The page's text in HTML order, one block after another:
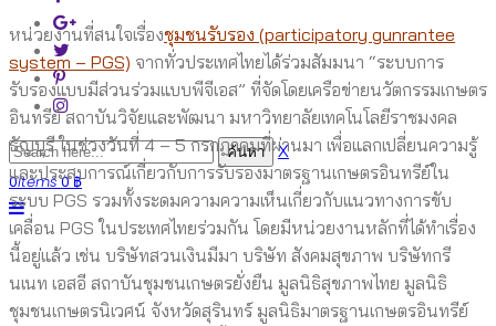
X
0Items 0฿
หน่วยงานที่สนใจเรื่องชุมชนรับรอง (participatory gunrantee
system – PGS) จากทั่วประเทศไทยได้ร่วมสัมมนา “ระบบการ
รับรองแบบมีส่วนร่วมแบบพีจีเอส” ที่จัดโดยเครือข่ายนวัตกรรมเกษตร
อินทรีย์ สถาบันวิจัยและพัฒนา มหาวิทยาลัยเทคโนโลยีราชมงคล
ธัญบุรี ในช่วงวันที่ 4 – 5 กรกฎาคมที่ผ่านมา เพื่อแลกเปลี่ยนความรู้
และประสบการณ์เกี่ยวกับการรับรองมาตรฐานเกษตรอินทรีย์ใน
ระบบ PGS รวมทั้งระดมความความเห็นเกี่ยวกับแนวทางการขับ
เคลื่อน PGS ในประเทศไทยร่วมกัน โดยมีหน่วยงานหลักที่ได้ทำเรื่อง
นี้อยู่แล้ว เช่น บริษัทสวนเงินมีมา บริษัท สังคมสุขภาพ บริษัทกรี
นเนท เอสอี สถาบันชุมชนเกษตรยั่งยืน มูลนิธิสุขภาพไทย มูลนิธิ
ชุมชนเกษตรนิเวศน์ จังหวัดสุรินทร์ มูลนิธิมาตรฐานเกษตรอินทรีย์